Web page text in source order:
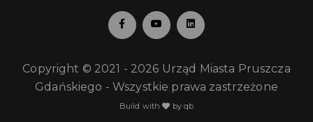
Copyright © 2021 - 2026 Urząd Miasta Pruszcza
Gdańskiego - Wszystkie prawa zastrzeżone
Build with by qb